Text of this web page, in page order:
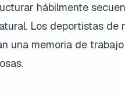
hábilmente
Los deportistas
una memoria de